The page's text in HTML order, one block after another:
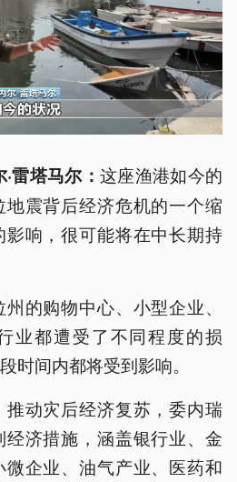
雷塔马尔：这座渔港如今的
震背后经济危机的一个缩
响，很可能将在中长期持
的购物中心、小型企业、
业都遭受了不同程度的损
时间内都将受到影响。
动灾后经济复苏，委内瑞
济措施，涵盖银行业、金
企业、油气产业、医药和